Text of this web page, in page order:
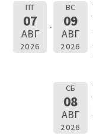
ПТ
07
АВГ
2026
ВС
09
АВГ
2026
СБ
08
АВГ
2026